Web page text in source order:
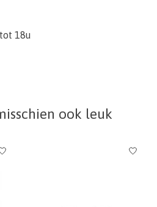
18u
ook leuk